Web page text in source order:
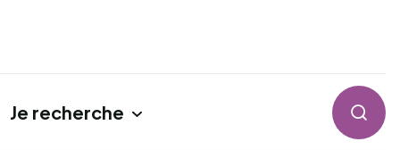
Je recherche